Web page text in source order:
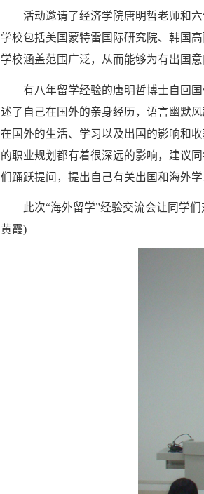
活动邀请了经济学院唐明哲老师和
学校包括美国蒙特雷国际研究院、韩国
学校涵盖范围广泛，从而能够为有出国
有八年留学经验的唐明哲博士自回
述了自己在国外的亲身经历，语言幽默
在国外的生活、学习以及出国的影响和
的职业规划都有着很深远的影响，建议
们踊跃提问，提出自己有关出国和海外
此次“海外留学”经验交流会让同学
黄霞)